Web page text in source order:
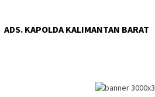
ADS. KAPOLDA KALIMANTAN BARAT